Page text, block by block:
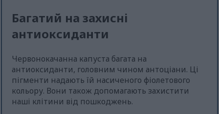
Багатий на захисні
антиоксиданти
Червонокачанна капуста багата на
антиоксиданти, головним чином антоціани. Ці
пігменти надають їй насиченого фіолетового
кольору. Вони також допомагають захистити
наші клітини від пошкоджень.